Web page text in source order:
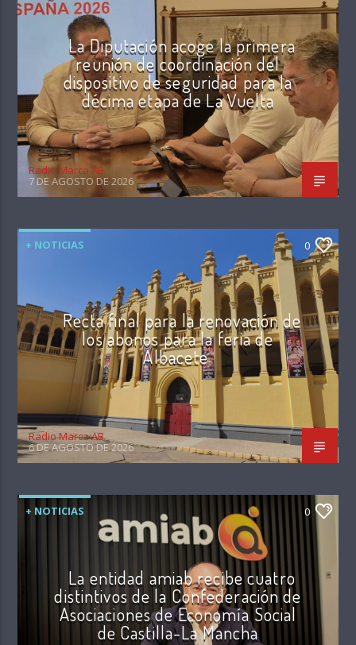
La Diputación acoge la primera
reunión de coordinación del
dispositivo de seguridad para la
décima etapa de La Vuelta
Radio Marca AB
7 DE AGOSTO DE 2026
+ NOTICIAS 0
Recta final para la renovación de
los abonos para la feria de
Albacete
Radio Marca AB
6 DE AGOSTO DE 2026
+ NOTICIAS 0
La entidad amiab recibe cuatro
distintivos de la Confederación de
Asociaciones de Economía Social
de Castilla-La Mancha